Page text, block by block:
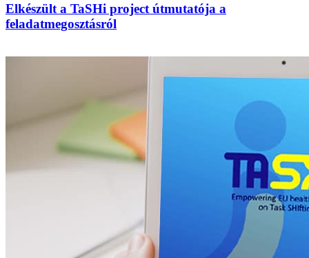
Elkészült a TaSHi project útmutatója a
feladatmegosztásról